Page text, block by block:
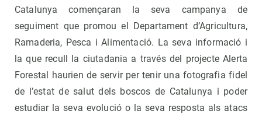
Catalunya començaran la seva campanya de
seguiment que promou el Departament d’Agricultura,
Ramaderia, Pesca i Alimentació. La seva informació i
la que recull la ciutadania a través del projecte Alerta
Forestal haurien de servir per tenir una fotografia fidel
de l’estat de salut dels boscos de Catalunya i poder
estudiar la seva evolució o la seva resposta als atacs